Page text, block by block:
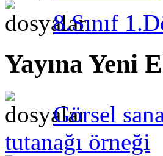
8.Sınıf
Yayına Yeni
Görsel
tutanağı örneği